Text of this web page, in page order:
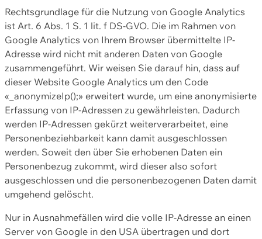
Rechtsgrundlage für die Nutzung von Google Analytics
ist Art. 6 Abs. 1 S. 1 lit. f DS-GVO. Die im Rahmen von
Google Analytics von Ihrem Browser übermittelte IP-
Adresse wird nicht mit anderen Daten von Google
zusammengeführt. Wir weisen Sie darauf hin, dass auf
dieser Website Google Analytics um den Code
«_anonymizeIp();» erweitert wurde, um eine anonymisierte
Erfassung von IP-Adressen zu gewährleisten. Dadurch
werden IP-Adressen gekürzt weiterverarbeitet, eine
Personenbeziehbarkeit kann damit ausgeschlossen
werden. Soweit den über Sie erhobenen Daten ein
Personenbezug zukommt, wird dieser also sofort
ausgeschlossen und die personenbezogenen Daten damit
umgehend gelöscht.
Nur in Ausnahmefällen wird die volle IP-Adresse an einen
Server von Google in den USA übertragen und dort